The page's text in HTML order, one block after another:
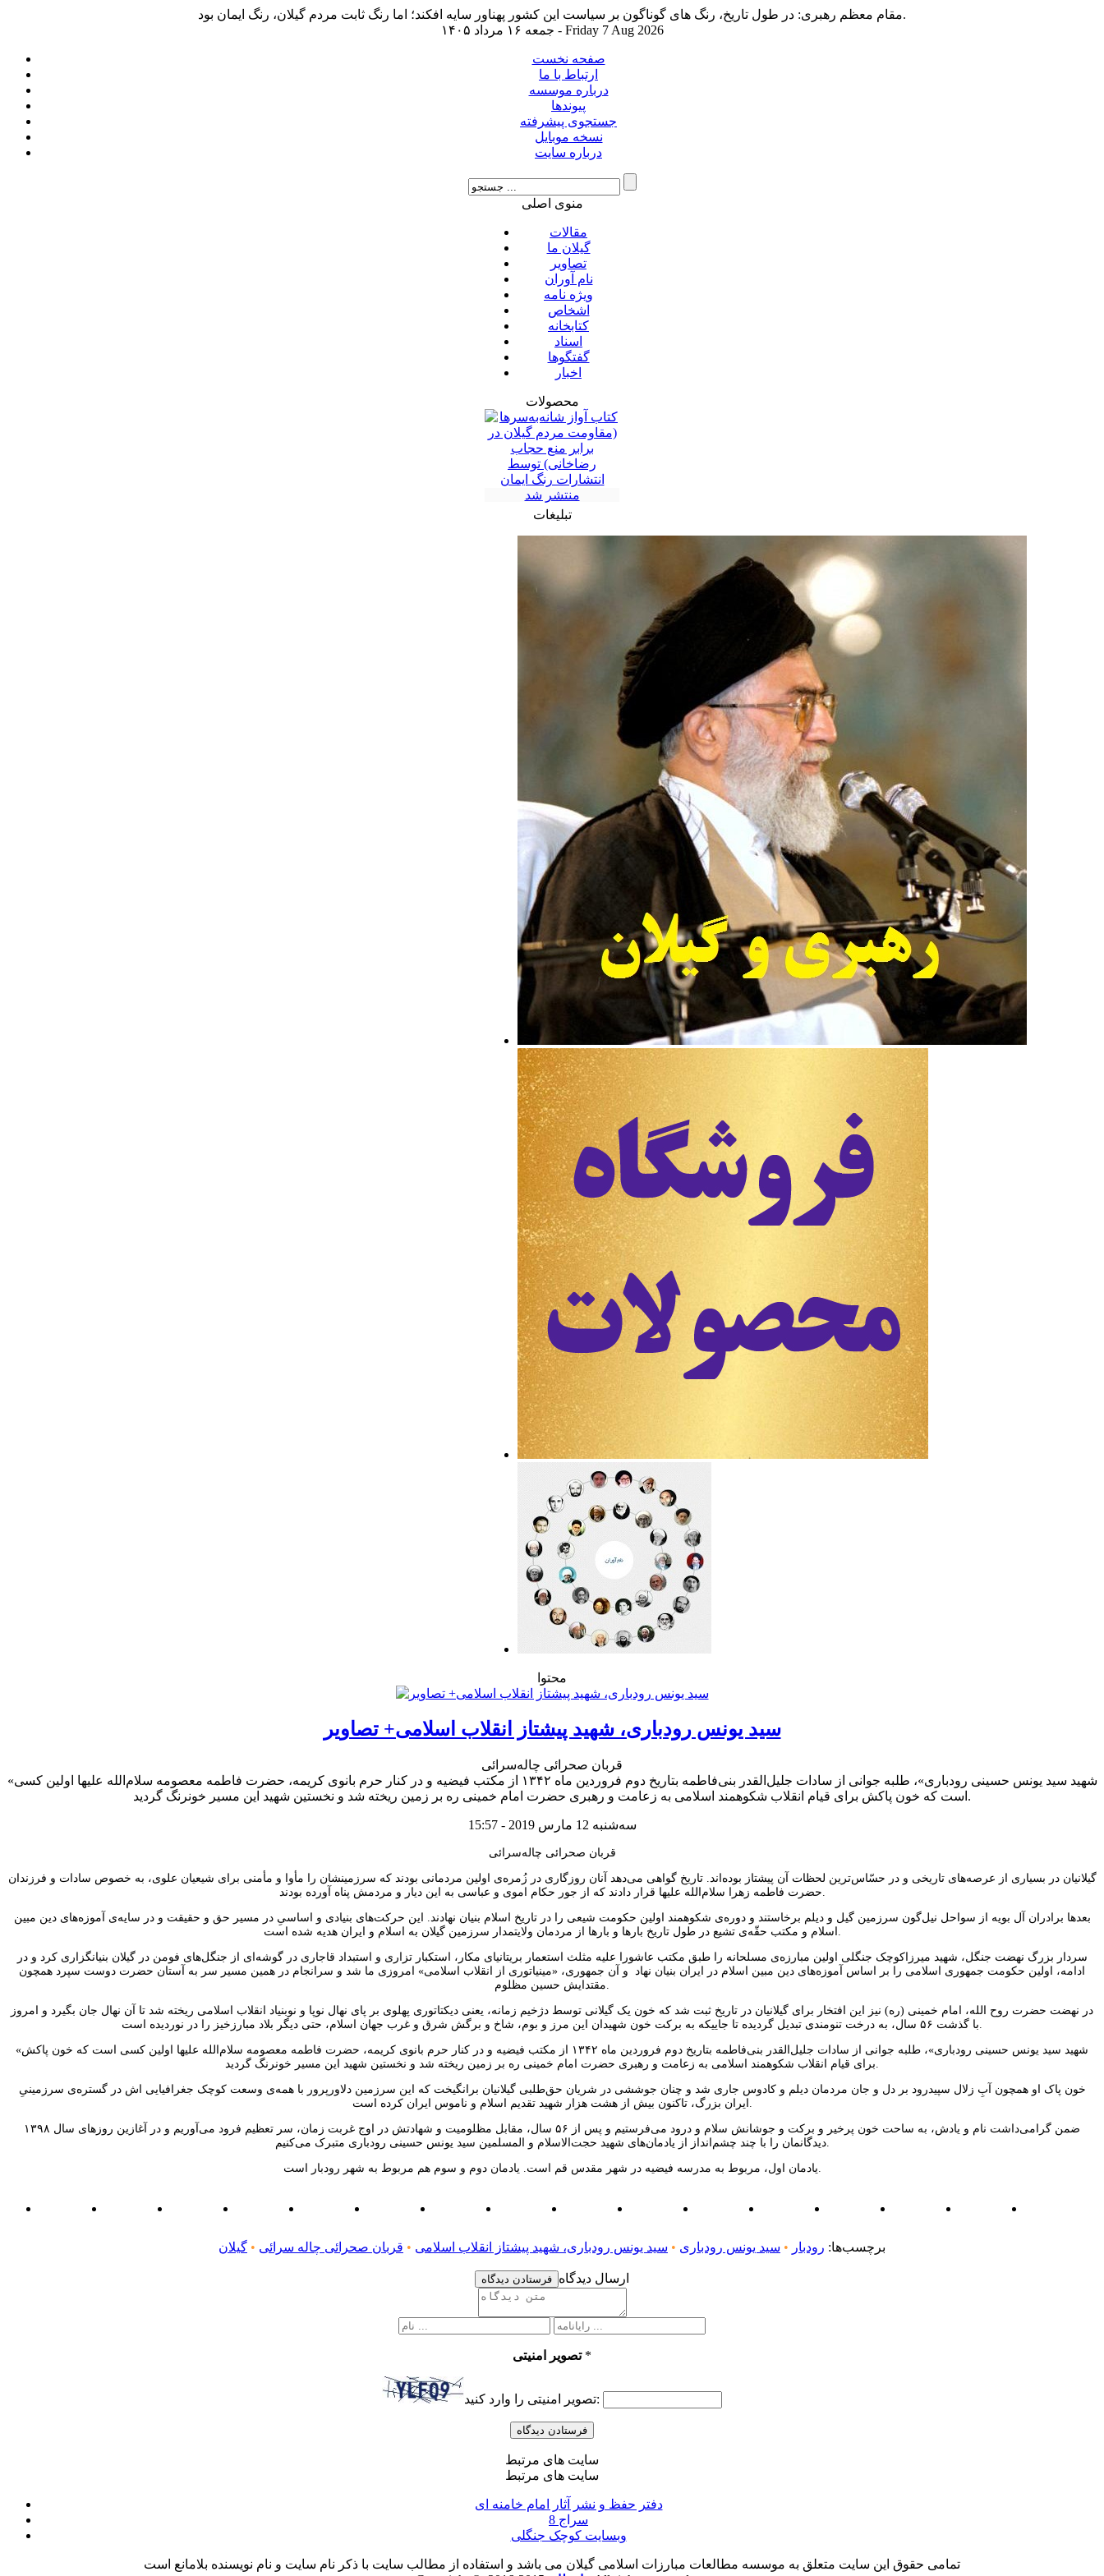
مقام معظم رهبری: در طول تاریخ، رنگ های گوناگون بر سیاست این کشور پهناور سایه افکند؛ اما رنگ ثابت مردم گیلان، رنگ ایمان بود.
جمعه ۱۶ مرداد ۱۴۰۵ - Friday 7 Aug 2026
صفحه نخست
ارتباط با ما
درباره موسسه
پیوندها
جستجوی پیشرفته
نسخه موبایل
درباره سایت
منوی اصلی
مقالات
گیلان ما
تصاویر
نام آوران
ویژه نامه
اشخاص
کتابخانه
اسناد
گفتگوها
اخبار
محصولات
تبلیغات
محتوا
سید یونس رودباری، شهید پیشتاز انقلاب اسلامی+ تصاویر
قربان صحرائی چاله‌سرائی
«شهید سید یونس حسینی رودباری»، طلبه جوانی از سادات جلیل‌القدر بنی‌فاطمه بتاریخ دوم فروردین ماه ۱۳۴۲ از مکتب فیضیه و در کنار حرم بانوی کریمه، حضرت فاطمه معصومه سلام‌الله علیها اولین کسی
است که خون پاکش برای قیام انقلاب شکوهمند اسلامی به زعامت و رهبری حضرت امام خمینی ره بر زمین ریخته شد و نخستین شهید این مسیر خونرنگ گردید.
سه‌شنبه 12 مارس 2019 - 15:57
قربان صحرائی چاله‌سرائی
گیلانیان در بسیاری از عرصه‌های تاریخی و در حسّاس‌ترین لحظات آن پیشتاز بوده‌اند. تاریخ گواهی می‌دهد آنان روزگاری در زُمره‌ی اولین مردمانی بودند که سرزمینشان را مأوا و مأمنی برای شیعیان علوی، به خصوص سادات و فرزندان
بعدها برادران آل بویه از سواحل نیل‌گون سرزمین گیل و دیلم برخاستند و دوره‌ی شکوهمند اولین حکومت شیعی را در تاریخ اسلام بنیان نهادند. این حرکت‌های بنیادی و اساسیِ در مسیر حق و حقیقت و در سایه‌ی آموزه‌های دین مبین
سردار بزرگ نهضت جنگل، شهید میرزاکوچک جنگلی اولین مبارزه‌ی مسلحانه را طبق مکتب عاشورا علیه مثلث استعمار بریتانیای مکار، استکبار تزاری و استبداد قاجاری در گوشه‌ای از جنگل‌های فومن در گیلان بنیانگزاری کرد و در
ادامه، اولین حکومت جمهوری اسلامی را بر اساس آموزه‌های دین مبین اسلام در ایران بنیان نهاد و آن جمهوری، «مینیاتوری از انقلاب اسلامی» امروزی ما شد و سرانجام در همین مسیر سر به آستان حضرت دوست سپرد همچون
در نهضت حضرت روح الله، امام خمینی (ره) نیز این افتخار برای گیلانیان در تاریخ ثبت شد که خون یک گیلانی توسط دژخیم زمانه، یعنی دیکتاتوری پهلوی بر پای نهال نوپا و نوبنیاد انقلاب اسلامی ریخته شد تا آن نهال جان بگیرد و امروز
«شهید سید یونس حسینی رودباری»، طلبه جوانی از سادات جلیل‌القدر بنی‌فاطمه بتاریخ دوم فروردین ماه ۱۳۴۲ از مکتب فیضیه و در کنار حرم بانوی کریمه، حضرت فاطمه معصومه سلام‌الله علیها اولین کسی است که خون پاکش
خون پاک او همچون آبِ زلال سپیدرود بر دل و جان مردمان دیلم و کادوس جاری شد و چنان جوششی در شریان حق‌طلبی گیلانیان برانگیخت که این سرزمین دلاورپرور با همه‌ی وسعت کوچک جغرافیایی اش در گستره‌ی سرزمینیِ
ضمن گرامی‌داشت نام و یادش، به ساحت خون پرخیر و برکت و جوشانش سلام و درود می‌فرستیم و پس از ۵۶ سال، مقابل مظلومیت و شهادتش در اوج غربت زمان، سر تعظیم فرود می‌آوریم و در آغازین روزهای سال ۱۳۹۸
دیدگانمان را با چند چشم‌انداز از یادمان‌های شهید حجت‌الاسلام و المسلمین سید یونس حسینی رودباری متبرک می‌کنیم.
برچسب‌ها: رودبار • سید یونس رودباری • سید یونس رودباری، شهید پیشتاز انقلاب اسلامی • قربان صحرائی چاله‌ سرائی • گیلان
فرستادن دیدگاه ارسال دیدگاه
تصویر امنیتی *
تصویر امنیتی را وارد کنید:
سایت های مرتبط
سایت های مرتبط
دفتر حفظ و نشر آثار امام خامنه ای
سراج 8
وبسایت کوچک جنگلی
تمامی حقوق این سایت متعلق به موسسه مطالعات مبارزات اسلامی گیلان می باشد و استفاده از مطالب سایت با ذکر نام سایت و نام نویسنده بلامانع است